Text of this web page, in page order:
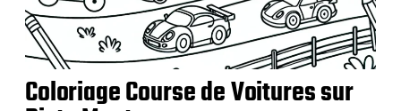
Coloriage Course de Voitures sur